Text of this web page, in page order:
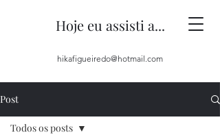
Hoje eu assisti a...
hikafigueiredo@hotmail.com
Post
Todos os posts